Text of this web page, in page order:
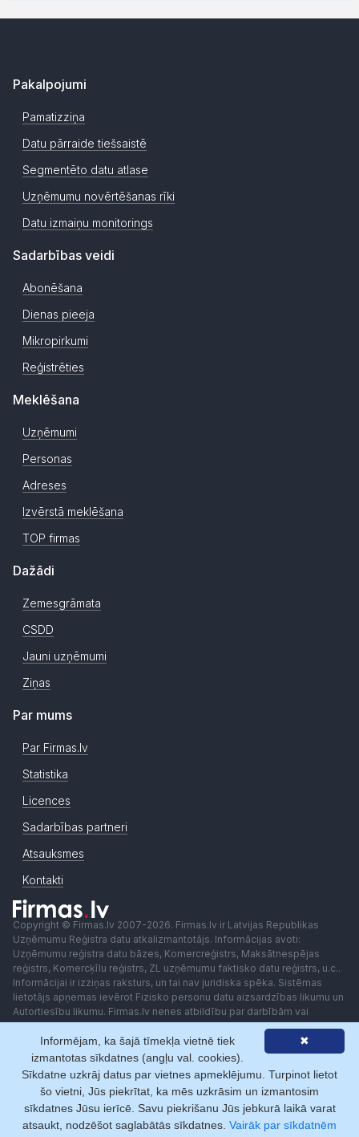
Pakalpojumi
Pamatizziņa
Datu pārraide tiešsaistē
Segmentēto datu atlase
Uzņēmumu novērtēšanas rīki
Datu izmaiņu monitorings
Sadarbības veidi
Abonēšana
Dienas pieeja
Mikropirkumi
Reģistrēties
Meklēšana
Uzņēmumi
Personas
Adreses
Izvērstā meklēšana
TOP firmas
Dažādi
Zemesgrāmata
CSDD
Jauni uzņēmumi
Ziņas
Par mums
Par Firmas.lv
Statistika
Licences
Sadarbības partneri
Atsauksmes
Kontakti
Copyright © Firmas.lv 2007-2026. Firmas.lv ir Latvijas Republikas
Uzņēmumu Reģistra datu atkalizmantotājs. Informācijas avoti:
Uzņēmumu reģistra datu bāzes, Komercreģistrs, Maksātnespējas
reģistrs, Komercķīlu reģistrs, ZL uzņēmumu faktisko datu reģistrs, u.c..
Informācijai ir izziņas raksturs, un tai nav juridiska spēka. Sistēmas
lietotājs apņemas ievērot Fizisko personu datu aizsardzības likumu un
Autortiesību likumu. Firmas.lv nenes atbildību par darbībām vai
lēmumiem, kas balstīti uz saņemto pakalpojumu. Lietotājam aizliegts
izmantot jebkādas automatizētas sistēmas vai iekārtas (robotus)
piekļuvei sistēmai bez rakstiskas saskaņošanas ar Firmas.lv. Galvenā
redaktore: Ingūna Pempere.
Lietošanas noteikumi
Privātuma politika Norēķini ar
✖
Informējam, ka šajā tīmekļa vietnē tiek
izmantotas sīkdatnes (angļu val. cookies).
Sīkdatne uzkrāj datus par vietnes apmeklējumu. Turpinot lietot
šo vietni, Jūs piekrītat, ka mēs uzkrāsim un izmantosim
sīkdatnes Jūsu ierīcē. Savu piekrišanu Jūs jebkurā laikā varat
atsaukt, nodzēšot saglabātās sīkdatnes. Vairāk par sīkdatnēm